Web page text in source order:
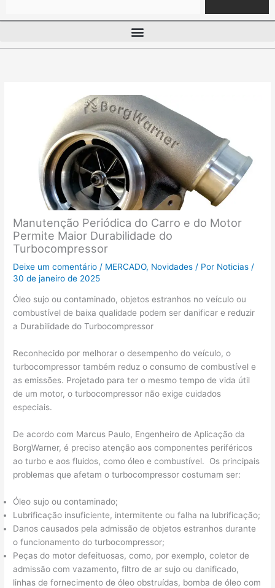
Manutenção Periódica do Carro e do Motor
Permite Maior Durabilidade do
Turbocompressor
Deixe um comentário / MERCADO, Novidades / Por Noticias /
30 de janeiro de 2025
Óleo sujo ou contaminado, objetos estranhos no veículo ou
combustível de baixa qualidade podem ser danificar e reduzir
a Durabilidade do Turbocompressor
Reconhecido por melhorar o desempenho do veículo, o
turbocompressor também reduz o consumo de combustível e
as emissões. Projetado para ter o mesmo tempo de vida útil
de um motor, o turbocompressor não exige cuidados
especiais.
De acordo com Marcus Paulo, Engenheiro de Aplicação da
BorgWarner, é preciso atenção aos componentes periféricos
ao turbo e aos fluidos, como óleo e combustível. Os principais
problemas que afetam o turbocompressor costumam ser:
Óleo sujo ou contaminado;
Lubrificação insuficiente, intermitente ou falha na lubrificação;
Danos causados pela admissão de objetos estranhos durante
o funcionamento do turbocompressor;
Peças do motor defeituosas, como, por exemplo, coletor de
admissão com vazamento, filtro de ar sujo ou danificado,
linhas de fornecimento de óleo obstruídas, bomba de óleo com